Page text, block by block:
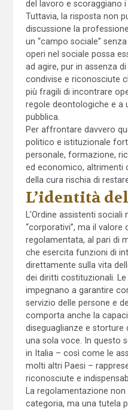
del lavoro e scoraggiano i
Tuttavia, la risposta non
discussione la
un “campo sociale”
operi nel sociale possa
ad agire, pur in assenza
condivise e riconosciute
più fragili di incontrare
regole deontologiche e a
pubblica.
Per affrontare davvero
politico e istituzionale
personale, formazione,
ed economico, altrimenti
della cura rischia di
L’identità
L’Ordine assistenti
“corporativi”, ma il valore
regolamentata, al pari di
che esercita funzioni di
direttamente sulla vita
dei diritti costituzionali.
impegnano a garantire
servizio delle persone e
comporta anche la
diseguaglianze e storture
una sola voce. In questo
in Italia – così come le
molti altri Paesi –
riconosciute e
La regolamentazione
categoria, ma una tutela